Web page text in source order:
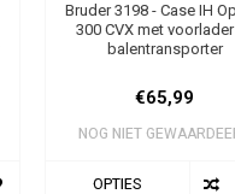
Bruder 3198 - Case IH
300 CVX met
balentransporter
€65,99
NOG NIET
OPTIES